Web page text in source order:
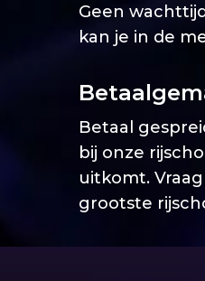
Geen
kan je in de
Betaal
bij onze
uitkomt.
grootste